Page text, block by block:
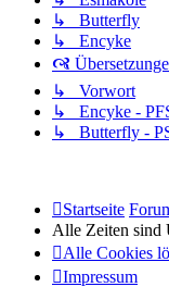
↳ Butterfly
↳ Encyke
🙧
↳ Vorwort
↳ Encyke -
↳ Butterfly -
Startseite
Alle Zeiten sind
Alle Cookies
Impressum